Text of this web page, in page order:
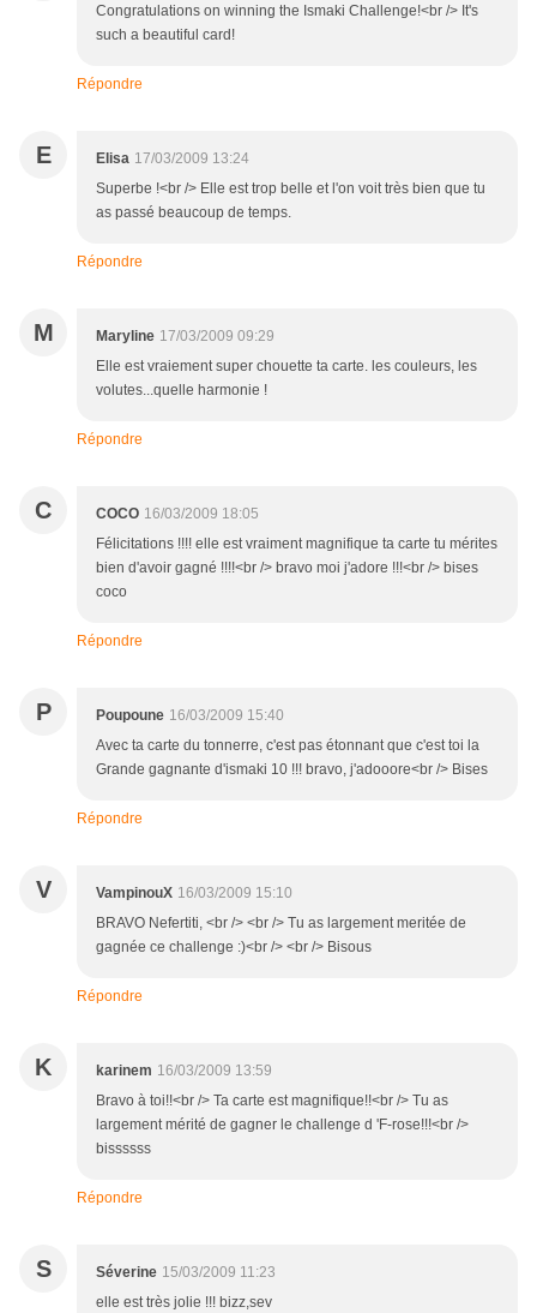
Congratulations on winning the Ismaki Challenge!<br /> It's
such a beautiful card!
Répondre
E Elisa 17/03/2009 13:24
Superbe !<br /> Elle est trop belle et l'on voit très bien que tu
as passé beaucoup de temps.
Répondre
M Maryline 17/03/2009 09:29
Elle est vraiement super chouette ta carte. les couleurs, les
volutes...quelle harmonie !
Répondre
C COCO 16/03/2009 18:05
Félicitations !!!! elle est vraiment magnifique ta carte tu mérites
bien d'avoir gagné !!!!<br /> bravo moi j'adore !!!<br /> bises
coco
Répondre
P Poupoune 16/03/2009 15:40
Avec ta carte du tonnerre, c'est pas étonnant que c'est toi la
Grande gagnante d'ismaki 10 !!! bravo, j'adooore<br /> Bises
Répondre
V VampinouX 16/03/2009 15:10
BRAVO Nefertiti, <br /> <br /> Tu as largement meritée de
gagnée ce challenge :)<br /> <br /> Bisous
Répondre
K karinem 16/03/2009 13:59
Bravo à toi!!<br /> Ta carte est magnifique!!<br /> Tu as
largement mérité de gagner le challenge d 'F-rose!!!<br />
bissssss
Répondre
S Séverine 15/03/2009 11:23
elle est très jolie !!! bizz,sev